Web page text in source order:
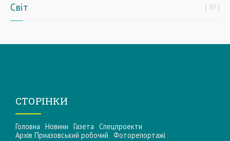
Світ 97
СТОРІНКИ
Головна Новини Газета Спецпроекти
Архів Приазовський робочий Фоторепортажі